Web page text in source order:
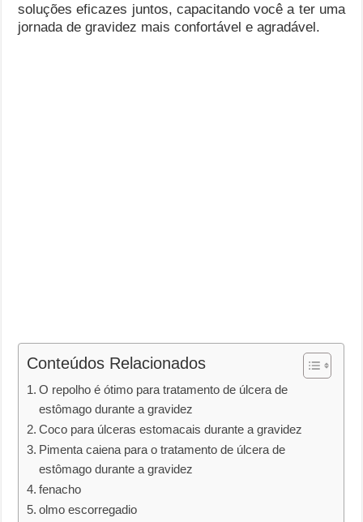
soluções eficazes juntos, capacitando você a ter uma
jornada de gravidez mais confortável e agradável.
Conteúdos Relacionados
O repolho é ótimo para tratamento de úlcera de
estômago durante a gravidez
Coco para úlceras estomacais durante a gravidez
Pimenta caiena para o tratamento de úlcera de
estômago durante a gravidez
fenacho
olmo escorregadio